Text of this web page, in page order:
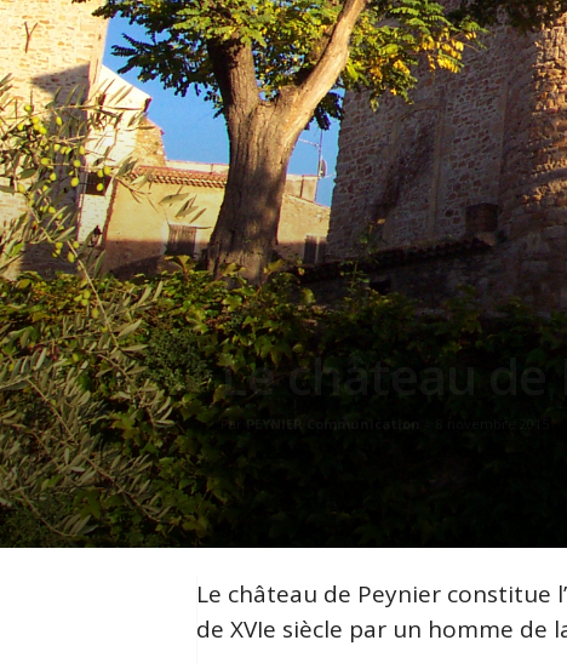
Le château de
Par PEYNIER Communication
Le château de Peynier constitue
de XVIe siècle par un homme de